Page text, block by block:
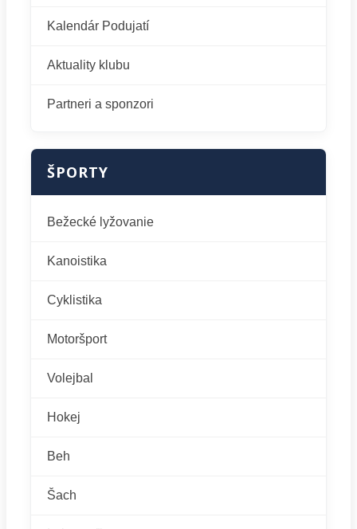
Kalendár Podujatí
Aktuality klubu
Partneri a sponzori
ŠPORTY
Bežecké lyžovanie
Kanoistika
Cyklistika
Motoršport
Volejbal
Hokej
Beh
Šach